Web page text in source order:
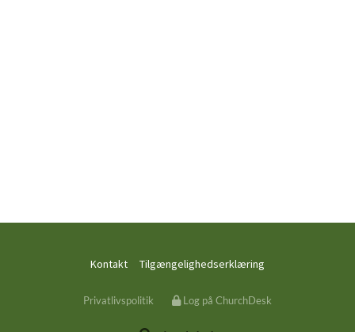
Kontakt Tilgængelighedserklæring
Privatlivspolitik Log på ChurchDesk